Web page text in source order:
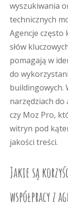
wyszukiwania
technicznych
Agencje często
słów
pomagają w
do
buildingowych.
narzędziach do
czy Moz Pro,
witryn pod
jakości treści.
Jakie są
współpracy z